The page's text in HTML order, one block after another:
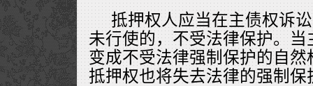
抵押权人应当在主债权诉
未行使的，不受法律保护。
变成不受法律强制保护的自
抵押权也将失去法律的强制保